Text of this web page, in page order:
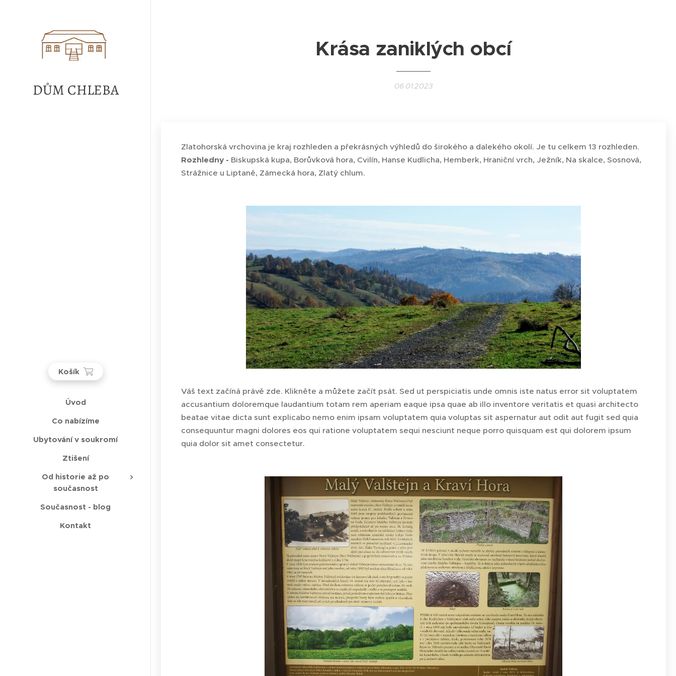
DŮM CHLEBA
Košík
Úvod
Co nabízíme
Ubytování v soukromí
Ztišení
Od historie až po
současnost
Současnost - blog
Kontakt
Krása zaniklých obcí
06.01.2023
Zlatohorská vrchovina je kraj rozhleden a překrásných výhledů do širokého a dalekého okolí. Je tu celkem 13 rozhleden.
Rozhledny - Biskupská kupa, Borůvková hora, Cvilín, Hanse Kudlicha, Hemberk, Hraniční vrch, Ježník, Na skalce, Sosnová,
Strážnice u Liptaně, Zámecká hora, Zlatý chlum.
Váš text začíná právě zde. Klikněte a můžete začít psát. Sed ut perspiciatis unde omnis iste natus error sit voluptatem
accusantium doloremque laudantium totam rem aperiam eaque ipsa quae ab illo inventore veritatis et quasi architecto
beatae vitae dicta sunt explicabo nemo enim ipsam voluptatem quia voluptas sit aspernatur aut odit aut fugit sed quia
consequuntur magni dolores eos qui ratione voluptatem sequi nesciunt neque porro quisquam est qui dolorem ipsum
quia dolor sit amet consectetur.